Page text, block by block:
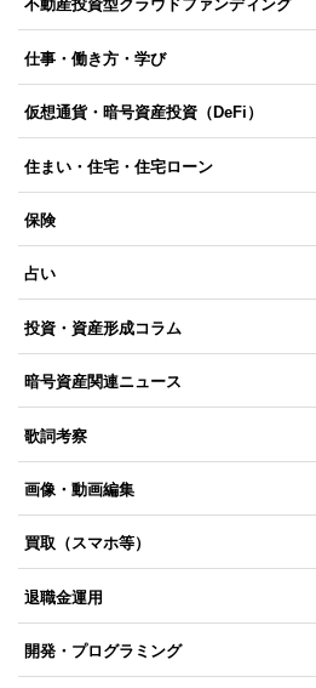
不動産投資型クラウドファンディング
仕事・働き方・学び
仮想通貨・暗号資産投資（DeFi）
住まい・住宅・住宅ローン
保険
占い
投資・資産形成コラム
暗号資産関連ニュース
歌詞考察
画像・動画編集
買取（スマホ等）
退職金運用
開発・プログラミング